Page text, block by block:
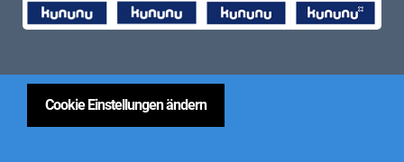
Cookie Einstellungen ändern